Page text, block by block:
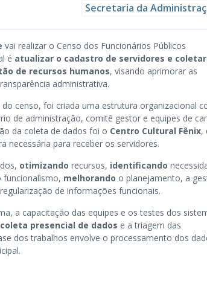
Secretaria da
vai realizar o Censo dos Funcionários Públicos
é atualizar o cadastro de servidores e coletar
de recursos humanos, visando aprimorar as
administrativa.
censo, foi criada uma estrutura organizacional
de administração, comitê gestor e equipes de
da coleta de dados foi o Centro Cultural Fênix,
necessária para receber os servidores.
otimizando recursos, identificando
funcionalismo, melhorando o planejamento, a
de informações funcionais.
a capacitação das equipes e os testes dos
coleta presencial de dados e a triagem das
dos trabalhos envolve o processamento dos